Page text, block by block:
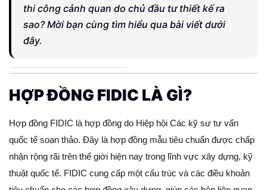
thi công cảnh quan do chủ đầu tư thiết kế ra
sao? Mời bạn cùng tìm hiểu qua bài viết dưới
đây.
HỢP ĐỒNG FIDIC LÀ GÌ?
Hợp đồng FIDIC là hợp đồng do Hiệp hội Các kỹ sư tư vấn
quốc tế soạn thảo. Đây là hợp đồng mẫu tiêu chuẩn được chấp
nhận rộng rãi trên thế giới hiện nay trong lĩnh vực xây dựng, kỹ
thuật quốc tế. FIDIC cung cấp một cấu trúc và các điều khoản